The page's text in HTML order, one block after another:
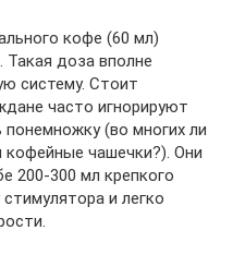
кофе (60 мл)
Такая доза вполне
систему. Стоит
часто игнорируют
(во многих ли
чашечки?). Они
200-300 мл крепкого
и легко